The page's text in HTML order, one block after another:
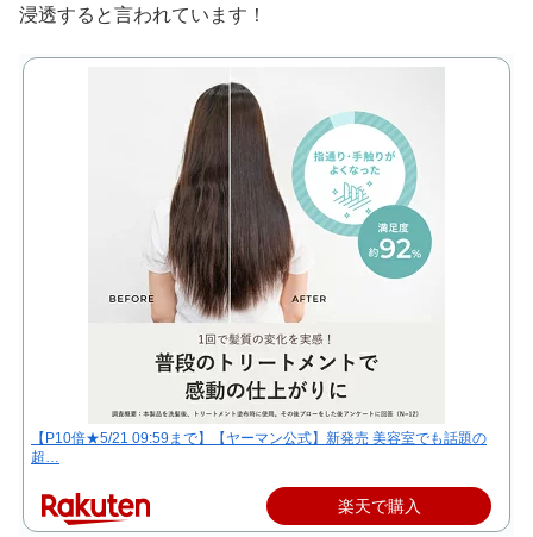
浸透すると言われています！
【P10倍★5/21 09:59まで】【ヤーマン公式】新発売 美容室でも話題の
超…
楽天で購入